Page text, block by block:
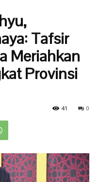
Tafsir
Meriahkan
Provinsi
0
41